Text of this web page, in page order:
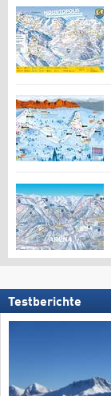
Testberichte